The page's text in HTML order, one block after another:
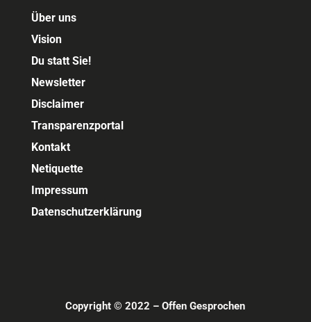
Über uns
Vision
Du statt Sie!
Newsletter
Disclaimer
Transparenzportal
Kontakt
Netiquette
Impressum
Datenschutzerklärung
Copyright © 2022 – Offen Gesprochen